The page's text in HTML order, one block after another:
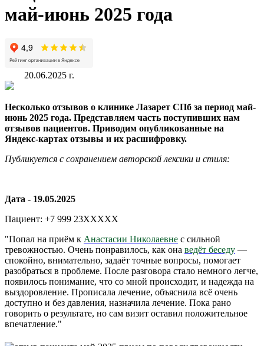
май-июнь 2025 года
20.06.2025 г.
Несколько отзывов о клинике Лазарет СПб за период май-
июнь 2025 года. Представляем часть поступивших нам
отзывов пациентов. Приводим опубликованные на
Яндекс-картах отзывы и их расшифровку.
Публикуется с сохранением авторской лексики и стиля:
Дата - 19.05.2025
Пациент: +7 999 23XXXXX
"Попал на приём к Анастасии Николаевне с сильной
тревожностью. Очень понравилось, как она ведёт беседу —
спокойно, внимательно, задаёт точные вопросы, помогает
разобраться в проблеме. После разговора стало немного легче,
появилось понимание, что со мной происходит, и надежда на
выздоровление. Прописала лечение, объяснила всё очень
доступно и без давления, назначила лечение. Пока рано
говорить о результате, но сам визит оставил положительное
впечатление."